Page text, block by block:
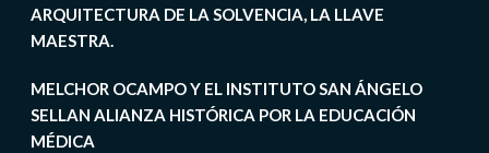
ARQUITECTURA DE LA SOLVENCIA, LA LLAVE
MAESTRA.
MELCHOR OCAMPO Y EL INSTITUTO SAN ÁNGELO
SELLAN ALIANZA HISTÓRICA POR LA EDUCACIÓN
MÉDICA